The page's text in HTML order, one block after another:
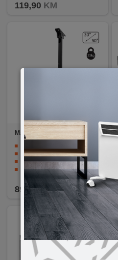
119,90 KM
Maclean
Univerzalni stropni nosač za TV prijemnik
Kompatibilan s VESA standardom
Integrirani sustav upravljanja kabelima
Podešavanje visine od 707 do 1007 mm
Pribor za montažu uključen
89,90KM